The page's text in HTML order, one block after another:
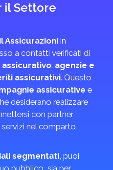
il Settore
Assicurazioni in
a contatti verificati di
assicurativo: agenzie e
assicurativi. Questo
assicurative e
desiderano realizzare
con partner
nel comparto
segmentati, puoi
pubblico, sia per